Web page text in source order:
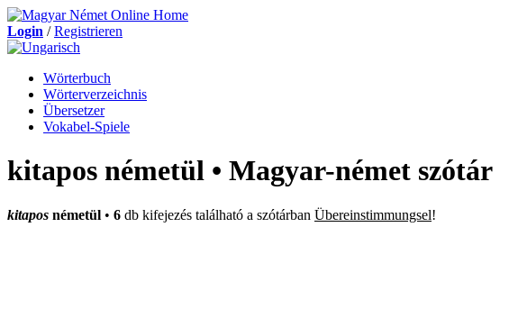
Login /Registrieren
Wörterbuch
Wörterverzeichnis
Übersetzer
Vokabel-Spiele
kitapos németül • Magyar-német szótár
kitapos németül • 6 db kifejezés található a szótárban Übereinstimmungsel!